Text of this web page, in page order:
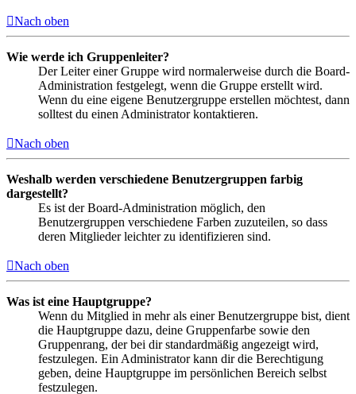
Nach oben
Wie werde ich Gruppenleiter?
Der Leiter einer Gruppe wird normalerweise durch die Board-
Administration festgelegt, wenn die Gruppe erstellt wird.
Wenn du eine eigene Benutzergruppe erstellen möchtest, dann
solltest du einen Administrator kontaktieren.
Nach oben
Weshalb werden verschiedene Benutzergruppen farbig
dargestellt?
Es ist der Board-Administration möglich, den
Benutzergruppen verschiedene Farben zuzuteilen, so dass
deren Mitglieder leichter zu identifizieren sind.
Nach oben
Was ist eine Hauptgruppe?
Wenn du Mitglied in mehr als einer Benutzergruppe bist, dient
die Hauptgruppe dazu, deine Gruppenfarbe sowie den
Gruppenrang, der bei dir standardmäßig angezeigt wird,
festzulegen. Ein Administrator kann dir die Berechtigung
geben, deine Hauptgruppe im persönlichen Bereich selbst
festzulegen.